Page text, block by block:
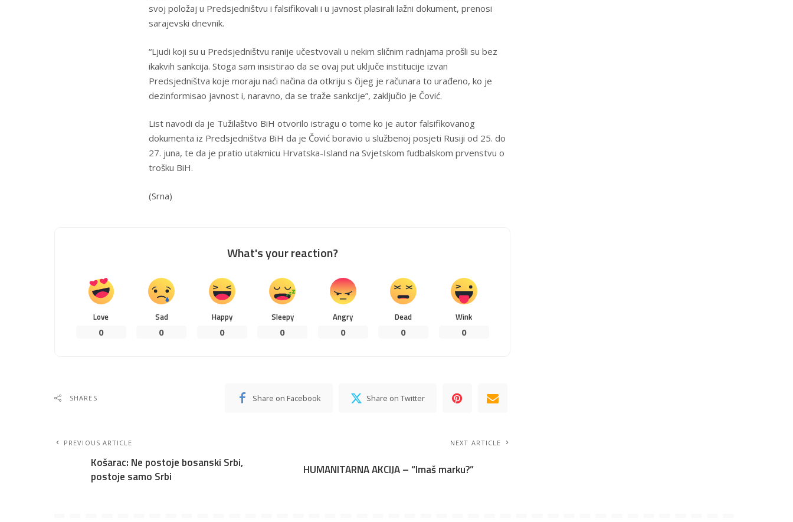
svoj položaj u Predsjedništvu i falsifikovali i u javnost plasirali lažni dokument, prenosi
sarajevski dnevnik.
“Ljudi koji su u Predsjedništvu ranije učestvovali u nekim sličnim radnjama prošli su bez
ikakvih sankcija. Stoga sam insistirao da se ovaj put uključe institucije izvan
Predsjedništva koje moraju naći načina da otkriju s čijeg je računara to urađeno, ko je
dezinformisao javnost i, naravno, da se traže sankcije”, zaključio je Čović.
List navodi da je Tužilaštvo BiH otvorilo istragu o tome ko je autor falsifikovanog
dokumenta iz Predsjedništva BiH da je Čović boravio u službenoj posjeti Rusiji od 25. do
27. juna, te da je pratio utakmicu Hrvatska-Island na Svjetskom fudbalskom prvenstvu o
trošku BiH.
(Srna)
What's your reaction?
Love
0
Sad
0
Happy
0
Sleepy
0
Angry
0
Dead
0
Wink
0
SHARES Share on Facebook Share on Twitter
PREVIOUS ARTICLE
Košarac: Ne postoje bosanski Srbi,
postoje samo Srbi
NEXT ARTICLE
HUMANITARNA AKCIJA – “Imaš marku?”